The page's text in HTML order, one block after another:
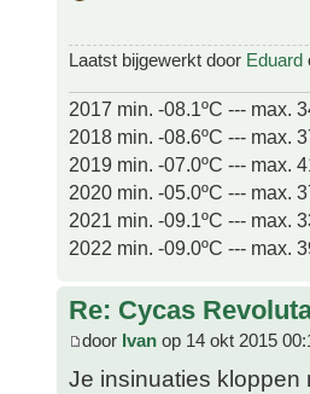
Laatst bijgewerkt door Eduard
2017 min. -08.1ºC --- max.
2018 min. -08.6ºC --- max.
2019 min. -07.0ºC --- max.
2020 min. -05.0ºC --- max.
2021 min. -09.1ºC --- max.
2022 min. -09.0ºC --- max.
Re: Cycas
door Ivan op 14 okt 2015
Je insinuaties kloppen